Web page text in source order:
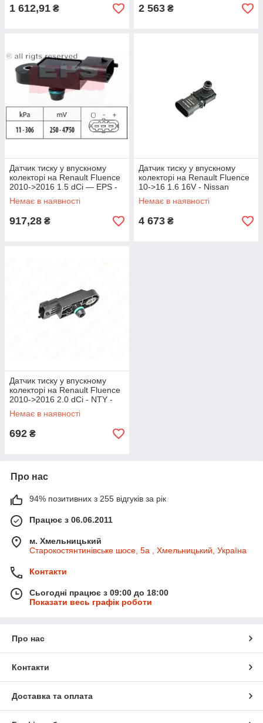
1 612,91 ₴ 2 563 ₴
Датчик тиску у впускному
колекторі на Renault Fluence
2010->2016 1.5 dCi — EPS -
1993121
Немає в наявності
917,28 ₴
Датчик тиску у впускному
колекторі на Renault Fluence
10->16 1.6 16V - Nissan
(Оригінал) - 22365-00Q0K
Немає в наявності
4 673 ₴
Датчик тиску у впускному
колекторі на Renault Fluence
2010->2016 2.0 dCi - NTY -
ECM-NS-000
Немає в наявності
692 ₴
Про нас
94% позитивних з 255 відгуків за рік
Працює з 06.06.2011
м. Хмельницький
Старокостянтинівське шосе, 5а , Хмельницький, Україна
Контакти
Сьогодні працює з 09:00 до 18:00
Показати весь графік роботи
Про нас
Контакти
Доставка та оплата